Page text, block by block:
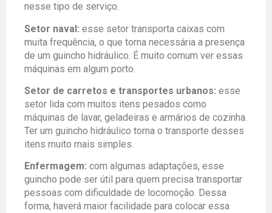
nesse tipo de serviço.
Setor naval: esse setor transporta caixas com
muita frequência, o que torna necessária a presença
de um guincho hidráulico. É muito comum ver essas
máquinas em algum porto.
Setor de carretos e transportes urbanos: esse
setor lida com muitos itens pesados como
máquinas de lavar, geladeiras e armários de cozinha.
Ter um guincho hidráulico torna o transporte desses
itens muito mais simples.
Enfermagem: com algumas adaptações, esse
guincho pode ser útil para quem precisa transportar
pessoas com dificuldade de locomoção. Dessa
forma, haverá maior facilidade para colocar essa